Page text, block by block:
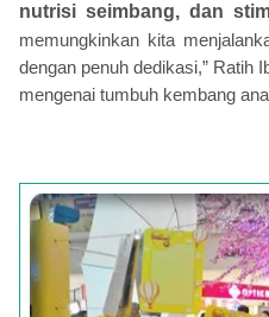
nutrisi seimbang, dan
memungkinkan kita
dengan penuh dedikasi,” Ratih
mengenai tumbuh kembang